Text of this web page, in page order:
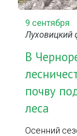
9 сентября
Луховицкий
В
почву
леса
Осенний